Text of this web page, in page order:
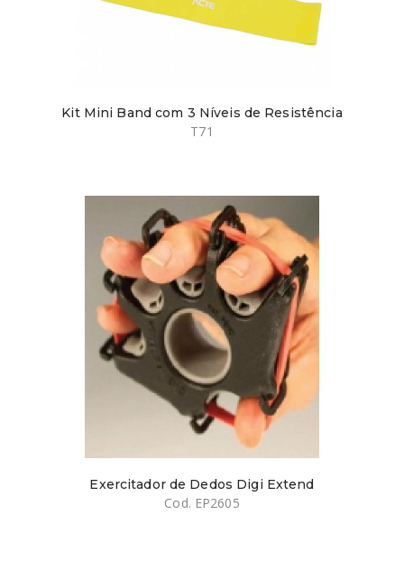
Kit Mini Band com 3 Níveis de Resistência
T71
Exercitador de Dedos Digi Extend
Cod. EP2605